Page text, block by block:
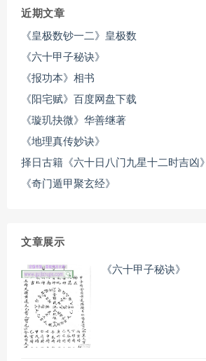
近期文章
《皇极数钞一二》皇极数
《六十甲子秘诀》
《报功本》相书
《阳宅赋》百度网盘下载
《璇玑抉微》华善继著
《地理真传妙诀》
择日古籍《六十日八门九星十二时吉凶》
《奇门遁甲聚玄经》
文章展示
《六十甲子秘诀》